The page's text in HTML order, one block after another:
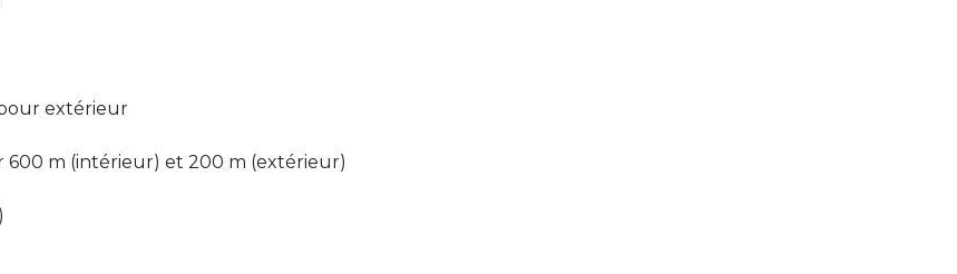
extérieur
m (intérieur) et 200 m (extérieur)